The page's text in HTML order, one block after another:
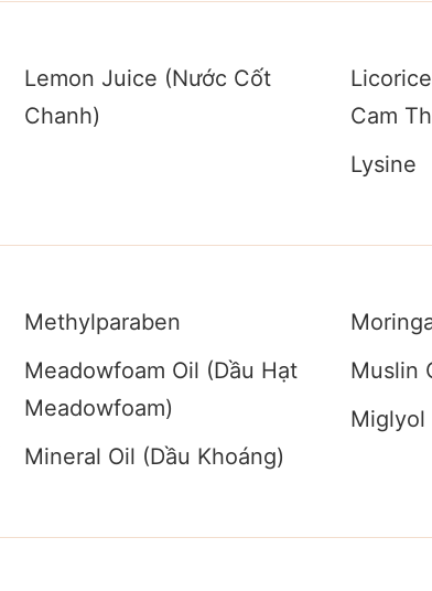
Lemon Juice (Nước Cốt
Chanh)
Cam
Lysine
Methylparaben
Meadowfoam Oil (Dầu Hạt
Meadowfoam)
Mineral Oil (Dầu Khoáng)
Muslin
Miglyol